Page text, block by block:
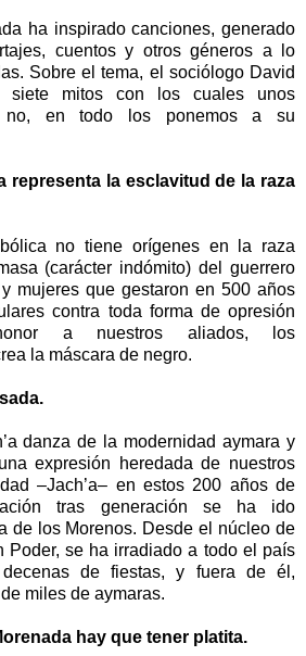
ha inspirado canciones, generado
cuentos y otros géneros a lo
Sobre el tema, el sociólogo David
siete mitos con los cuales unos
no, en todo los ponemos a su
representa la esclavitud de la raza
no tiene orígenes en la raza
(carácter indómito) del guerrero
mujeres que gestaron en 500 años
contra toda forma de opresión
a nuestros aliados, los
la máscara de negro.
danza de la modernidad aymara y
expresión heredada de nuestros
–Jach’a– en estos 200 años de
tras generación se ha ido
de los Morenos. Desde el núcleo de
Poder, se ha irradiado a todo el país
decenas de fiestas, y fuera de él,
miles de aymaras.
hay que tener platita.